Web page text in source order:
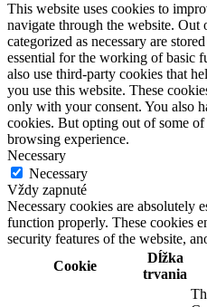
This website uses cookies to
navigate through the website. Out
categorized as necessary are
essential for the working of basic
also use third-party cookies that
you use this website. These
only with your consent. You also
cookies. But opting out of some
browsing experience.
Necessary
Necessary
Vždy zapnuté
Necessary cookies are absolutely
function properly. These cookies
security features of the website,
Cookie
Dĺžka
trvania